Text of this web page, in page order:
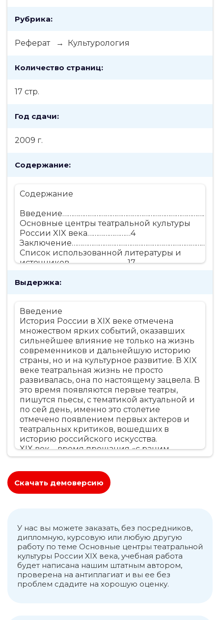
Рубрика:
Реферат → Культурология
Количество страниц:
17 стр.
Год сдачи:
2009 г.
Содержание:
Содержание
Основные центры театральной культуры
России XIX века……………………4
Список использованной литературы и
источников…………………………...17
Выдержка:
Введение
История России в XIX веке отмечена
множеством ярких событий, оказавших
сильнейшее влияние не только на жизнь
современников и дальнейшую историю
страны, но и на культурное развитие. В XIX
веке театральная жизнь не просто
развивалась, она по настоящему зацвела. В
это время появляются первые театры,
пишутся пьесы, с тематикой актуальной и
по сей день, именно это столетие
отмечено появлением первых актеров и
театральных критиков, вошедших в
историю российского искусства.
XIX век – время прощания «с раним
русским классицизмом, с екатерининской
отечественной войной 1812 года. В театре
ставятся пьесы, прославляющие подвиги
В пореформенную эпоху состояние театра
определялось успехами русской
драматургии. Монополия казенных
театров под влиянием требований
прогрессивной общественности в 1882 г.
была отменена. Основными центрами
театральной культуры продолжали
Скачать демоверсию
У нас вы можете заказать, без посредников,
дипломную, курсовую или любую другую
работу по теме Основные центры театральной
культуры России XIX века, учебная работа
будет написана нашим штатным автором,
проверена на антиплагиат и вы ее без
проблем сдадите на хорошую оценку.